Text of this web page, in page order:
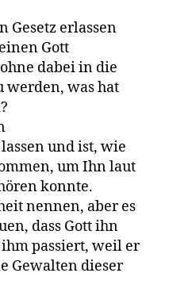
Gesetz erlassen
Gott
dabei in die
werden, was hat
und ist, wie
um Ihn laut
konnte.
nennen, aber es
dass Gott ihn
passiert, weil er
Gewalten dieser